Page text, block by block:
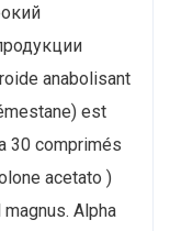
anabolisant
est
30 comprimés
acetato )
Alpha